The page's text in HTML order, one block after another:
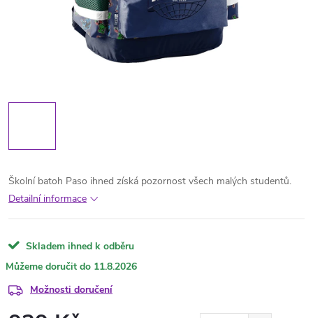
Školní batoh Paso ihned získá pozornost všech malých studentů.
Detailní informace
Skladem ihned k odběru
11.8.2026
Možnosti doručení